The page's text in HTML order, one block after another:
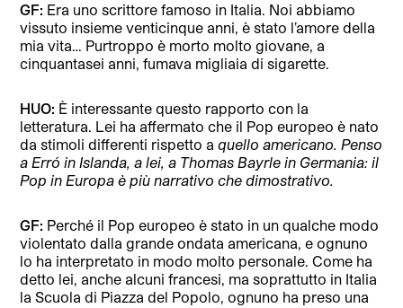
GF: Era uno scrittore famoso in Italia. Noi abbiamo
vissuto insieme venticinque anni, è stato l’amore della
mia vita… Purtroppo è morto molto giovane, a
cinquantasei anni, fumava migliaia di sigarette.
HUO: È interessante questo rapporto con la
letteratura. Lei ha affermato che il Pop europeo è nato
da stimoli differenti rispetto aquello americano. Penso
a Erró in Islanda, a lei, a Thomas Bayrle in Germania: il
Pop in Europa è più narrativo che dimostrativo.
GF: Perché il Pop europeo è stato in un qualche modo
violentato dalla grande ondata americana, e ognuno
lo ha interpretato in modo molto personale. Come ha
detto lei, anche alcuni francesi, ma soprattutto in Italia
la Scuola di Piazza del Popolo, ognuno ha preso una